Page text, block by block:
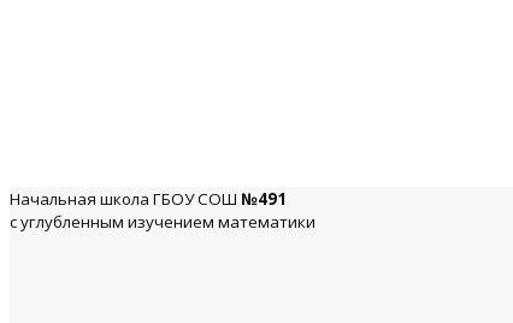
Начальная школа ГБОУ СОШ №491
с углубленным изучением математики